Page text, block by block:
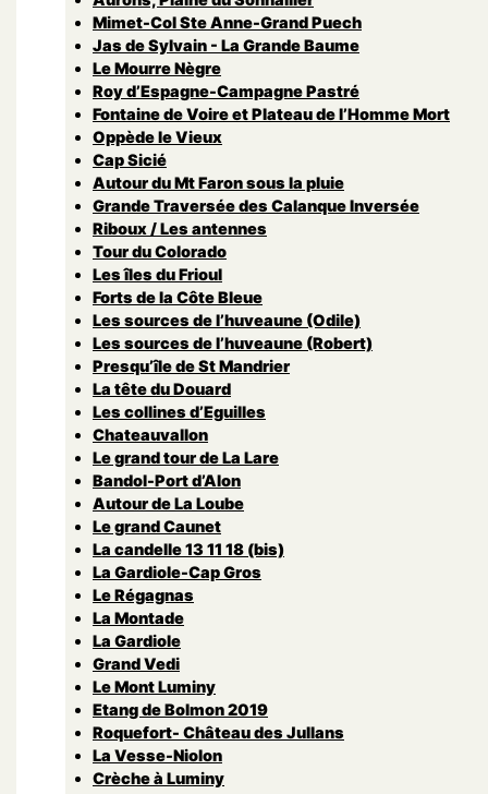
Mimet-Col Ste Anne-Grand Puech
Jas de Sylvain - La Grande Baume
Le Mourre Nègre
Roy d’Espagne-Campagne Pastré
Fontaine de Voire et Plateau de l’Homme Mort
Oppède le Vieux
Cap Sicié
Autour du Mt Faron sous la pluie
Grande Traversée des Calanque Inversée
Riboux / Les antennes
Tour du Colorado
Les îles du Frioul
Forts de la Côte Bleue
Les sources de l’huveaune (Odile)
Les sources de l’huveaune (Robert)
Presqu’île de St Mandrier
La tête du Douard
Les collines d’Eguilles
Chateauvallon
Le grand tour de La Lare
Bandol-Port d’Alon
Autour de La Loube
Le grand Caunet
La candelle 13 11 18 (bis)
La Gardiole-Cap Gros
Le Régagnas
La Montade
La Gardiole
Grand Vedi
Le Mont Luminy
Etang de Bolmon 2019
Roquefort- Château des Jullans
La Vesse-Niolon
Crèche à Luminy